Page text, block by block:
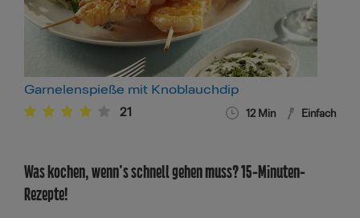
Garnelenspieße mit Knoblauchdip
21 12Min Einfach
Was kochen, wenn’s schnell gehen muss? 15-Minuten-
Rezepte!